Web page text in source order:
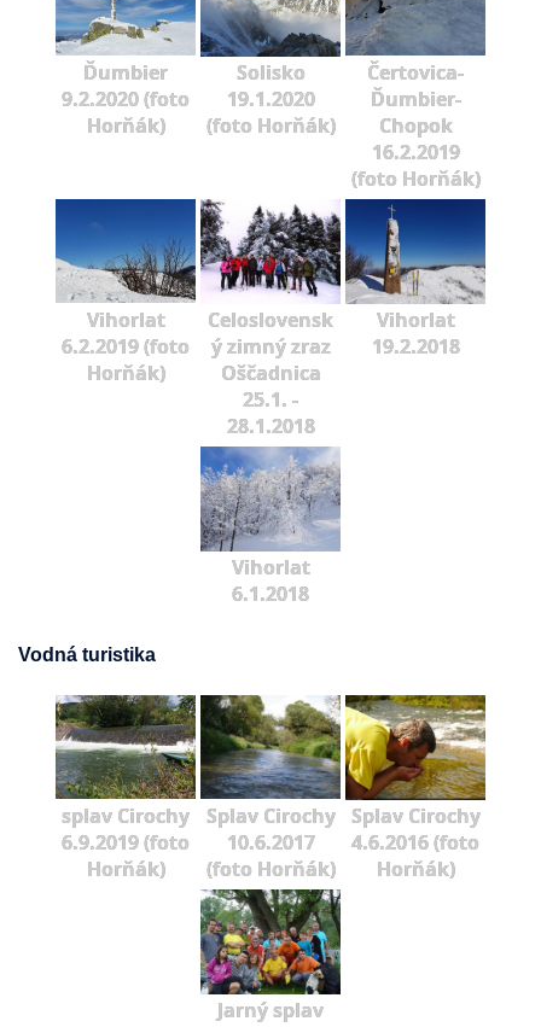
Ďumbier
9.2.2020 (foto
Horňák)
Solisko
19.1.2020
(foto Horňák)
Čertovica-
Ďumbier-
Chopok
16.2.2019
(foto Horňák)
Vihorlat
6.2.2019 (foto
Horňák)
Celoslovensk
ý zimný zraz
Oščadnica
25.1. -
28.1.2018
Vihorlat
19.2.2018
Vihorlat
6.1.2018
Vodná turistika
splav Cirochy
6.9.2019 (foto
Horňák)
Splav Cirochy
10.6.2017
(foto Horňák)
Splav Cirochy
4.6.2016 (foto
Horňák)
Jarný splav